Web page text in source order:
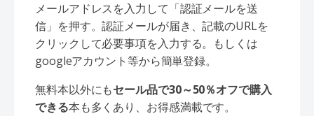
メールアドレスを入力して「認証メールを送
信」を押す。認証メールが届き、記載のURLを
クリックして必要事項を入力する。もしくは
googleアカウント等から簡単登録。
無料本以外にもセール品で30～50％オフで購入
できる本も多くあり、お得感満載です。